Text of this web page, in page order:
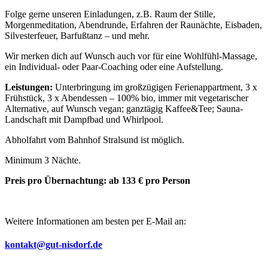
Folge gerne unseren Einladungen, z.B. Raum der Stille,
Morgenmeditation, Abendrunde, Erfahren der Raunächte, Eisbaden,
Silvesterfeuer, Barfußtanz – und mehr.
Wir merken dich auf Wunsch auch vor für eine Wohlfühl-Massage,
ein Individual- oder Paar-Coaching oder eine Aufstellung.
Leistungen: Unterbringung im großzügigen Ferienappartment, 3 x
Frühstück, 3 x Abendessen – 100% bio, immer mit vegetarischer
Alternative, auf Wunsch vegan; ganztägig Kaffee&Tee; Sauna-
Landschaft mit Dampfbad und Whirlpool.
Abholfahrt vom Bahnhof Stralsund ist möglich.
Minimum 3 Nächte.
Preis pro Übernachtung: ab 133 € pro Person
Weitere Informationen am besten per E-Mail an:
kontakt@gut-nisdorf.de